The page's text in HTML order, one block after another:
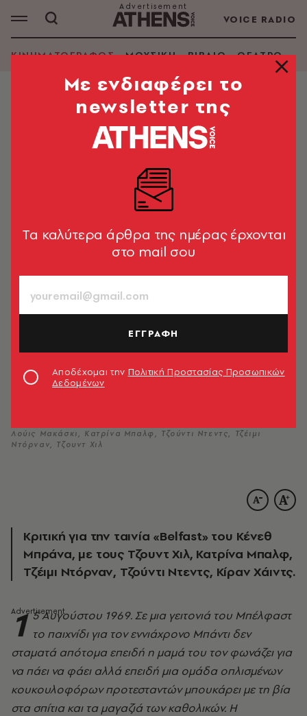
VOICE RADIO
ΚΙΝΗΜΑΤΟΓΡΑΦΟΣ ΜΟΥΣΙΚΗ ΒΙΒΛΙΟ ΘΕΑΤΡΟ -
ΚΙΝΗΜΑΤΟΓΡΑΦΟΣ
Κριτική ταινίας: Belfast
2021 | Έγχρ. | Διάρκεια: 98'
Κωνσταντίνος Καϊμάκης
Λούις Μακάσκι, Κατρίνα Μπαλφ, Τζούντι Ντεντς, Τζέιμι
Ντόρναν, Τζουντ Χιλ
Κριτική για την ταινία «Belfast» του Κένεθ
Μπράνα, με τους Τζουντ Χιλ, Κατρίνα Μπαλφ,
Τζέιμι Ντόρναν, Τζούντι Ντεντς, Κίραν Χάιντς.
1 5 Αυγούστου 1969. Σε μια γειτονιά του Μπέλφαστ
το παιχνίδι για τον εννιάχρονο Μπάντι δεν
σταματά απότομα επειδή η μαμά του τον φωνάζει για
να πάει να φάει αλλά επειδή μια ομάδα οπλισμένων
κουκουλοφόρων προτεσταντών μπουκάρει με τη βία
στα σπίτια και τα μαγαζιά των καθολικών. Η
Mε ενδιαφέρει το
newsletter της
Tα καλύτερα άρθρα της ημέρας έρχονται
στο mail σου
ΕΓΓΡΑΦΗ
Αποδέχομαι την Πολιτική Προστασίας Προσωπικών
Δεδομένων